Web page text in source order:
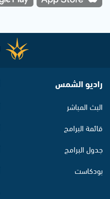
راديو الشمس
البث المباشر
قائمة البرامج
جدول البرامج
بودكاست